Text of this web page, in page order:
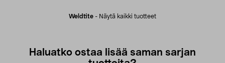
Weldtite - Näytä kaikki tuotteet
Haluatko ostaa lisää saman sarjan